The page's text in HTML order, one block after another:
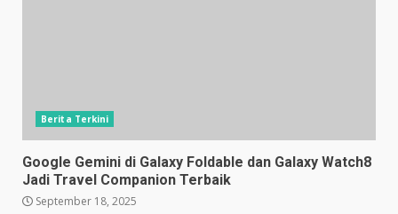
Berita Terkini
Google Gemini di Galaxy Foldable dan Galaxy Watch8
Jadi Travel Companion Terbaik
September 18, 2025